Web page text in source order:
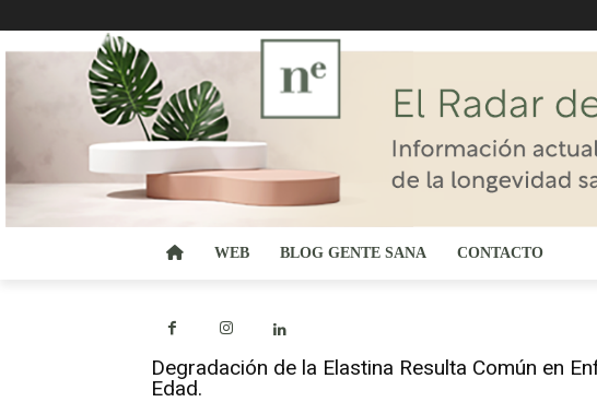
WEB BLOG GENTE SANA CONTACTO
Degradación de la Elastina Resulta Común en
Edad.